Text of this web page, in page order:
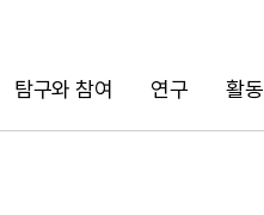
탐구와 참여 연구 활동
검색